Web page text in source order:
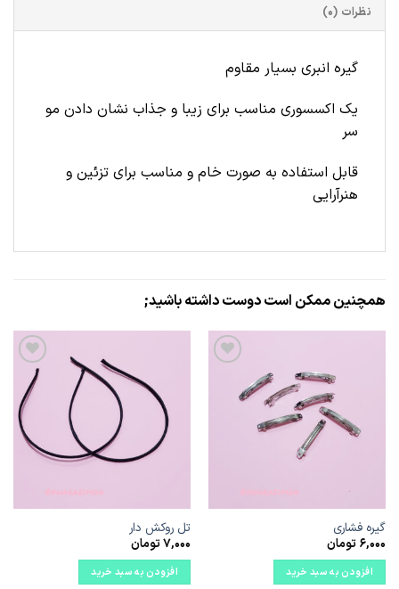
نظرات (0)
گیره انبری بسیار مقاوم
یک اکسسوری مناسب برای زیبا و جذاب نشان دادن مو
سر
قابل استفاده به صورت خام و مناسب برای تزئین و
هنرآرایی
همچنین ممکن است دوست داشته باشید;
علاقه
گیره فشاری
6,000تومان
افزودن به سبد خرید
علاقه
تل روکش دار
7,000تومان
افزودن به سبد خرید